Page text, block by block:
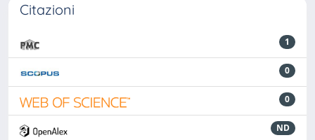
Citazioni
1
0
0
ND